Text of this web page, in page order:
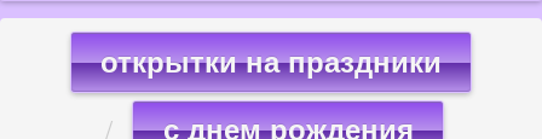
открытки на праздники
с днем рождения